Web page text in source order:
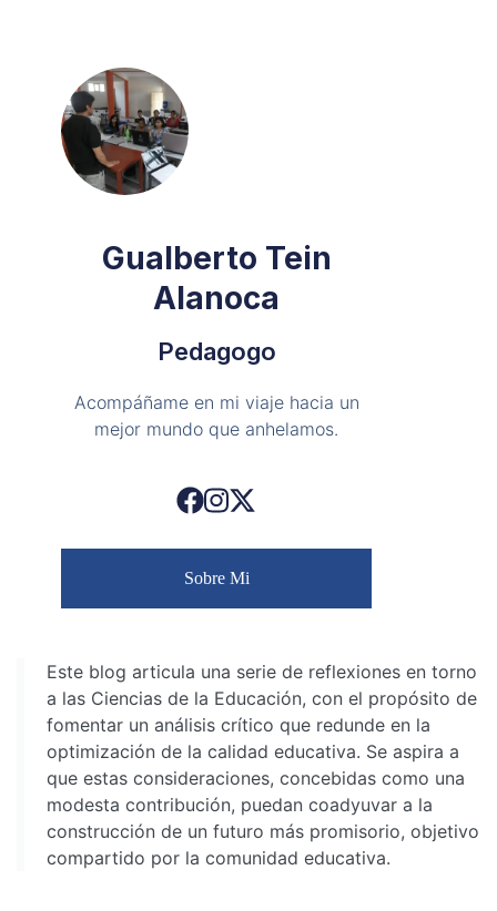
Gualberto Tein
Alanoca
Pedagogo
Acompáñame en mi viaje hacia un
mejor mundo que anhelamos.
Sobre Mi
Este blog articula una serie de reflexiones en torno
a las Ciencias de la Educación, con el propósito de
fomentar un análisis crítico que redunde en la
optimización de la calidad educativa. Se aspira a
que estas consideraciones, concebidas como una
modesta contribución, puedan coadyuvar a la
construcción de un futuro más promisorio, objetivo
compartido por la comunidad educativa.